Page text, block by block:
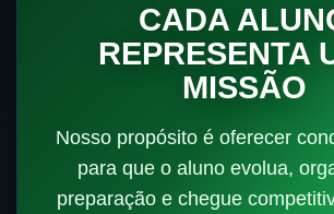
CADA
REPRESENTA
MISSÃO
Nosso propósito é oferecer
para que o aluno evolua,
preparação e chegue